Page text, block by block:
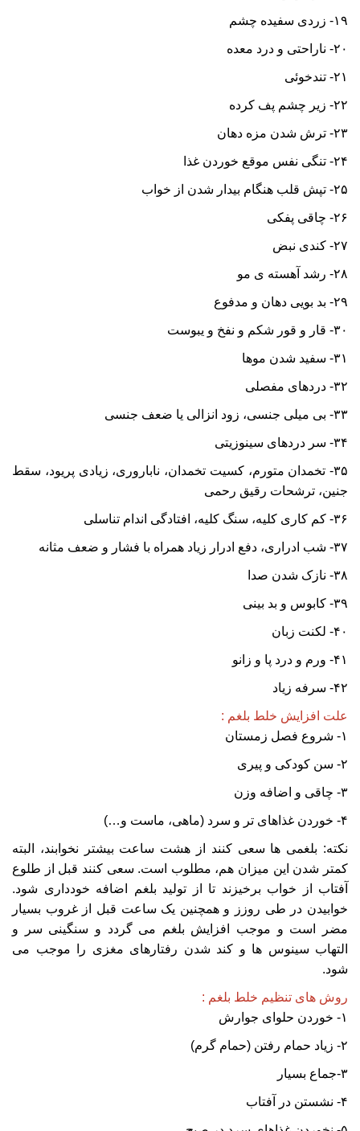
۱۹- زردی سفیده چشم
۲۰- ناراحتی و درد معده
۲۱- تندخوئی
۲۲- زیر چشم پف کرده
۲۳- ترش شدن مزه دهان
۲۴- تنگی نفس موقع خوردن غذا
۲۵- تپش قلب هنگام بیدار شدن از خواب
۲۶- چاقی پفکی
۲۷- کندی نبض
۲۸- رشد آهسته ی مو
۲۹- بد بویی دهان و مدفوع
۳۰- قار و قور شکم و نفخ و یبوست
۳۱- سفید شدن موها
۳۲- دردهای مفصلی
۳۳- بی میلی جنسی، زود انزالی یا ضعف جنسی
۳۴- سر دردهای سینوزیتی
۳۵- تخمدان متورم، کسیت تخمدان، ناباروری، زیادی پریود، سقط
جنین، ترشحات رقیق رحمی
۳۶- کم کاری کلیه، سنگ کلیه، افتادگی اندام تناسلی
۳۷- شب ادراری، دفع ادرار زیاد همراه با فشار و ضعف مثانه
۳۸- نازک شدن صدا
۳۹- کابوس و بد بینی
۴۰- لکنت زبان
۴۱- ورم و درد پا و زانو
۴۲- سرفه زیاد
علت افزایش خلط بلغم :
۱- شروع فصل زمستان
۲- سن کودکی و پیری
۳- چاقی و اضافه وزن
۴- خوردن غذاهای تر و سرد (ماهی، ماست و…)
نکته: بلغمی ها سعی کنند از هشت ساعت بیشتر نخوابند، البته
کمتر شدن این میزان هم، مطلوب است. سعی کنند قبل از طلوع
آفتاب از خواب برخیزند تا از تولید بلغم اضافه خودداری شود.
خوابیدن در طی روزز و همچنین یک ساعت قبل از غروب بسیار
مضر است و موجب افزایش بلغم می گردد و سنگینی سر و
التهاب سینوس ها و کند شدن رفتارهای مغزی را موجب می
شود.
روش های تنظیم خلط بلغم :
۱- خوردن حلوای جوارش
۲- زیاد حمام رفتن (حمام گرم)
۳-جماع بسیار
۴- نشستن در آفتاب